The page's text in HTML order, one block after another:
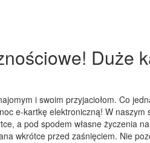
Duże
i swoim przyjaciołom. Co
e-kartkę elektroniczną! W naszym
a pod spodem własne życzenia
wkrótce przed zaśnięciem. Nie